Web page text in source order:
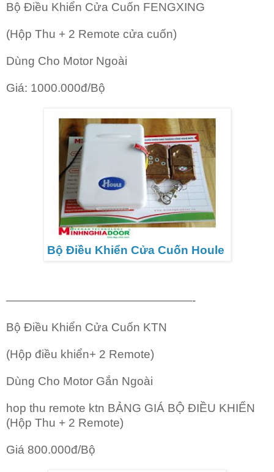
Bộ Điều Khiển Cửa Cuốn FENGXING
(Hộp Thu + 2 Remote cửa cuốn)
Dùng Cho Motor Ngoài
Giá: 1000.000đ/Bộ
Bộ Điều Khiển Cửa Cuốn Houle
————————————————-
Bộ Điều Khiển Cửa Cuốn KTN
(Hộp điều khiển+ 2 Remote)
Dùng Cho Motor Gắn Ngoài
hop thu remote ktn BẢNG GIÁ BỘ ĐIỀU KHIỂN
(Hộp Thu + 2 Remote)
Giá 800.000đ/Bộ